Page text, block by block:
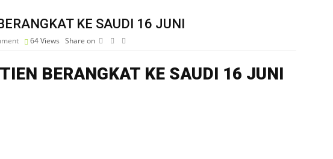
KE SAUDI 16 JUNI
64Views Share on
BERANGKAT KE SAUDI 16 JUNI